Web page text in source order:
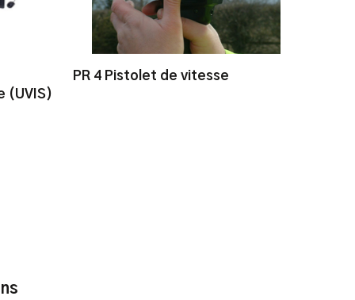
(UVIS)
PR 4 Pistolet de vitesse